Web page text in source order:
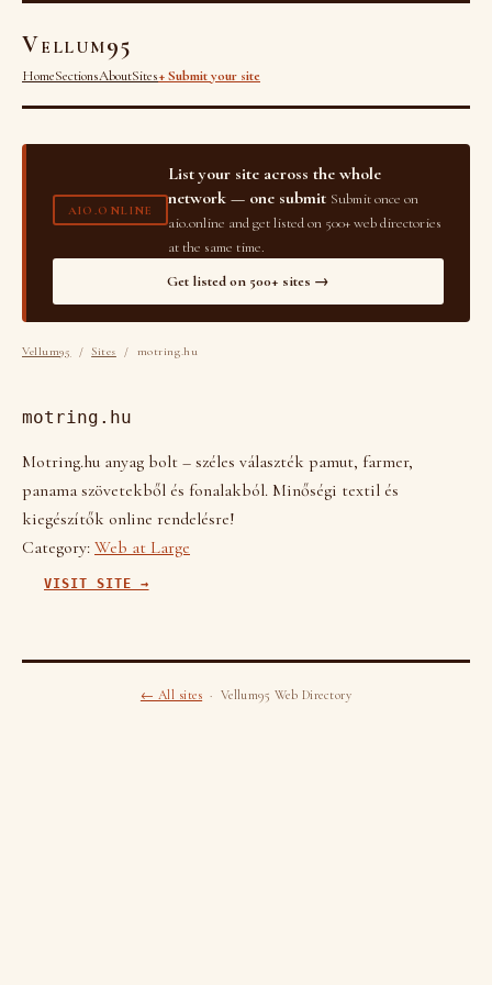
Vellum95
HomeSectionsAboutSites+ Submit your site
AIO.ONLINE
List your site across the whole
network — one submit Submit once on
aio.online and get listed on 500+ web directories
at the same time.
Get listed on 500+ sites →
Vellum95 /Sites / motring.hu
motring.hu
Motring.hu anyag bolt – széles választék pamut, farmer,
panama szövetekből és fonalakból. Minőségi textil és
kiegészítők online rendelésre!
Category: Web at Large
VISIT SITE →
← All sites · Vellum95 Web Directory